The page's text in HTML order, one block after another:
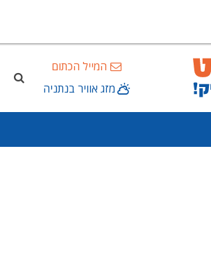
המייל הכתום
מזג אוויר בנתניה